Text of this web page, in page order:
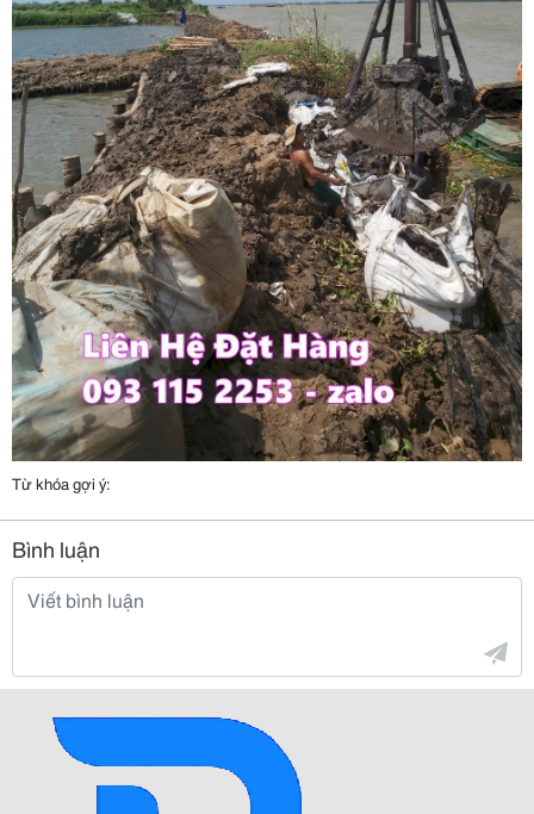
Từ khóa gợi ý:
Bình luận